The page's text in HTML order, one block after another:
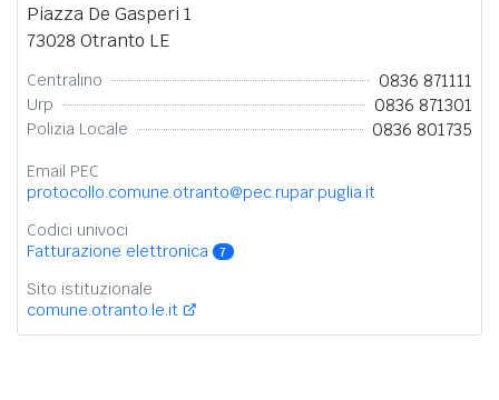
Piazza De Gasperi 1
73028 Otranto LE
Centralino 0836 871111
Urp 0836 871301
Polizia Locale 0836 801735
Email PEC
protocollo.comune.otranto@pec.rupar.puglia.it
Codici univoci
Fatturazione elettronica
7
Sito istituzionale
comune.otranto.le.it